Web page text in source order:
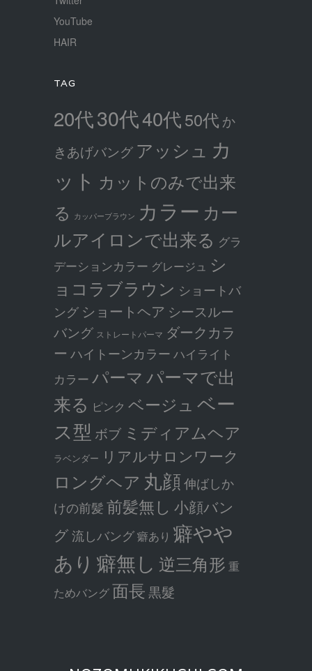
YouTube
HAIR
TAG
20代30代40代50代 か
きあげバング アッシュ カ
ット カットのみで出来
る カッパーブラウン カラー カー
ルアイロンで出来る グラ
デーションカラー グレージュ シ
ョコラブラウン ショートバ
ング ショートヘア シースルー
バング ストレートパーマ ダークカラ
ー ハイトーンカラー ハイライト
カラー パーマ パーマで出
来る ピンク ベージュ ベー
ス型 ボブ ミディアムヘア
ラベンダー リアルサロンワーク
ロングヘア 丸顔伸ばしか
けの前髪前髪無し 小顔バン
グ流しバング癖あり 癖やや
あり 癖無し 逆三角形 重
ためバング 面長黒髮